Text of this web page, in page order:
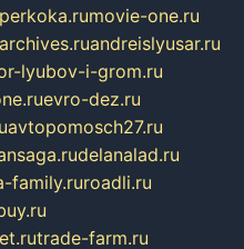
perkoka.rumovie-one.ru
andreislyusar.ru
lyubov-i-grom.ru
evro-dez.ru
avtopomosch27.ru
delanalad.ru
family.ruroadli.ru
trade-farm.ru